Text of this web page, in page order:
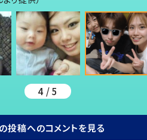
4 / 5
投稿へのコメントを見る